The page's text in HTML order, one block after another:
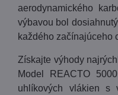
aerodynamického
výbavou bol
každého začínajúceho
Získajte výhody
Model REACTO
uhlíkových vlákien s